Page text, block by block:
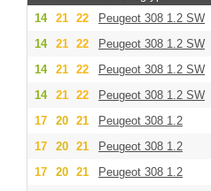
14
21 22 Peugeot 308 1.2 SW
14
21 22 Peugeot 308 1.2 SW
14
21 22 Peugeot 308 1.2 SW
14
21 22 Peugeot 308 1.2 SW
17
20 21 Peugeot 308 1.2
17
20 21 Peugeot 308 1.2
17
20 21 Peugeot 308 1.2